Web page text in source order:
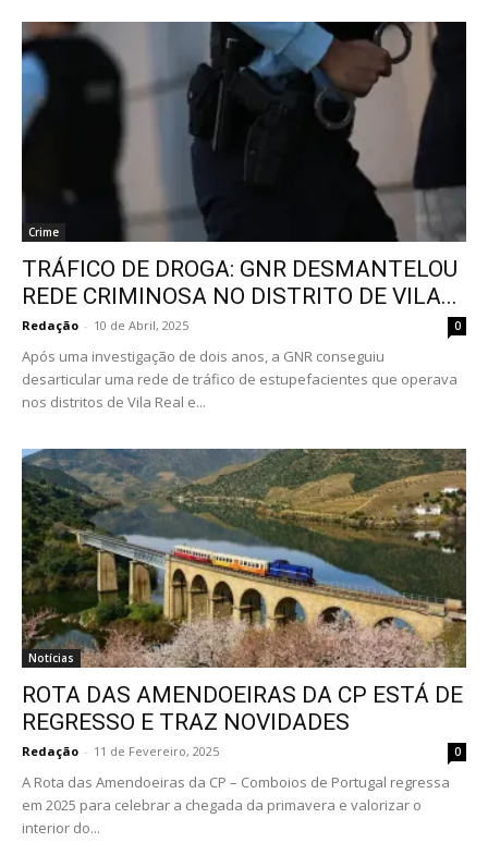
Crime
TRÁFICO DE DROGA: GNR DESMANTELOU
REDE CRIMINOSA NO DISTRITO DE VILA...
Redação - 10 de Abril, 2025 0
Após uma investigação de dois anos, a GNR conseguiu
desarticular uma rede de tráfico de estupefacientes que operava
nos distritos de Vila Real e...
Notícias
ROTA DAS AMENDOEIRAS DA CP ESTÁ DE
REGRESSO E TRAZ NOVIDADES
Redação - 11 de Fevereiro, 2025 0
A Rota das Amendoeiras da CP – Comboios de Portugal regressa
em 2025 para celebrar a chegada da primavera e valorizar o
interior do...